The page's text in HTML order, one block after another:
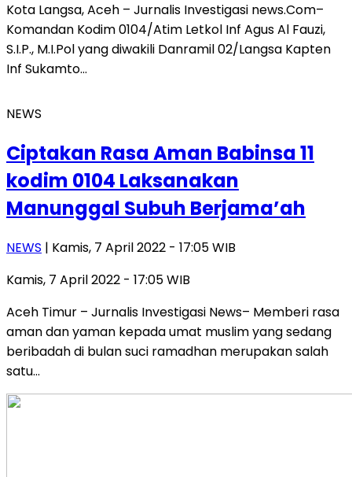
Kota Langsa, Aceh – Jurnalis Investigasi news.Com–
Komandan Kodim 0104/Atim Letkol Inf Agus Al Fauzi,
S.I.P., M.I.Pol yang diwakili Danramil 02/Langsa Kapten
Inf Sukamto…
NEWS
Ciptakan Rasa Aman Babinsa 11
kodim 0104 Laksanakan
Manunggal Subuh Berjama’ah
NEWS | Kamis, 7 April 2022 - 17:05 WIB
Kamis, 7 April 2022 - 17:05 WIB
Aceh Timur – Jurnalis Investigasi News– Memberi rasa
aman dan yaman kepada umat muslim yang sedang
beribadah di bulan suci ramadhan merupakan salah
satu…